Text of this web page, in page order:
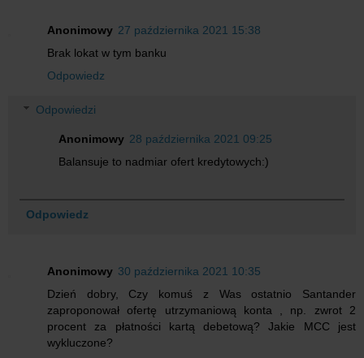
Anonimowy 27 października 2021 15:38
Brak lokat w tym banku
Odpowiedz
Odpowiedzi
Anonimowy 28 października 2021 09:25
Balansuje to nadmiar ofert kredytowych:)
Odpowiedz
Anonimowy 30 października 2021 10:35
Dzień dobry, Czy komuś z Was ostatnio Santander
zaproponował ofertę utrzymaniową konta , np. zwrot 2
procent za płatności kartą debetową? Jakie MCC jest
wykluczone?